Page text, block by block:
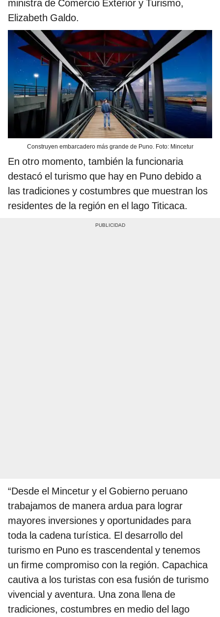
ministra de Comercio Exterior y Turismo,
Elizabeth Galdo.
Construyen embarcadero más grande de Puno. Foto: Mincetur
En otro momento, también la funcionaria
destacó el turismo que hay en Puno debido a
las tradiciones y costumbres que muestran los
residentes de la región en el lago Titicaca.
“Desde el Mincetur y el Gobierno peruano
trabajamos de manera ardua para lograr
mayores inversiones y oportunidades para
toda la cadena turística. El desarrollo del
turismo en Puno es trascendental y tenemos
un firme compromiso con la región. Capachica
cautiva a los turistas con esa fusión de turismo
vivencial y aventura. Una zona llena de
tradiciones, costumbres en medio del lago